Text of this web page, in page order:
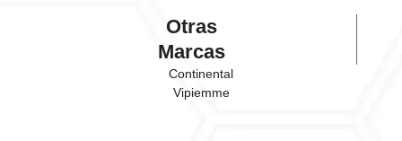
Otras
Marcas
Continental
Vipiemme